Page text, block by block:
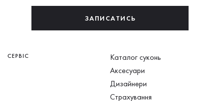
ЗАПИСАТИСЬ
СЕРВІС
Каталог суконь
Аксесуари
Дизайнери
Страхування